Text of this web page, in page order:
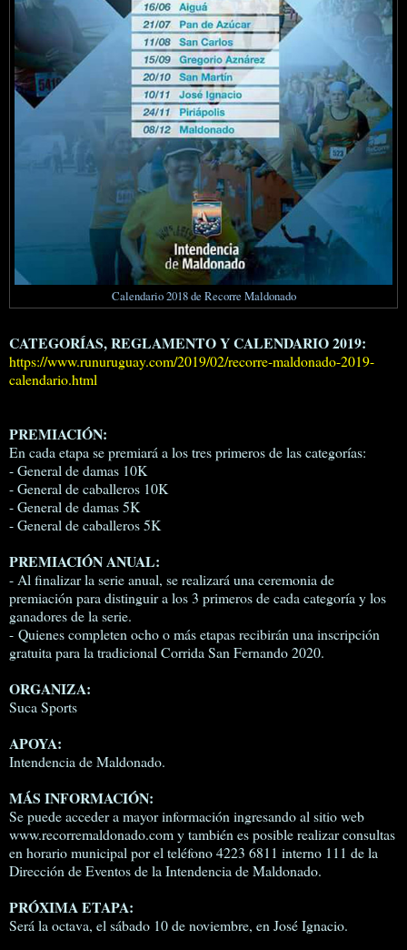
Calendario 2018 de Recorre Maldonado
CATEGORÍAS, REGLAMENTO Y CALENDARIO 2019:
https://www.runuruguay.com/2019/02/recorre-maldonado-2019-
calendario.html
PREMIACIÓN:
En cada etapa se premiará a los tres primeros de las categorías:
- General de damas 10K
- General de caballeros 10K
- General de damas 5K
- General de caballeros 5K
PREMIACIÓN ANUAL:
- Al finalizar la serie anual, se realizará una ceremonia de
premiación para distinguir a los 3 primeros de cada categoría y los
ganadores de la serie.
- Quienes completen ocho o más etapas recibirán una inscripción
gratuita para la tradicional Corrida San Fernando 2020.
ORGANIZA:
Suca Sports
APOYA:
Intendencia de Maldonado.
MÁS INFORMACIÓN:
Se puede acceder a mayor información ingresando al sitio web
www.recorremaldonado.com y también es posible realizar consultas
en horario municipal por el teléfono 4223 6811 interno 111 de la
Dirección de Eventos de la Intendencia de Maldonado.
PRÓXIMA ETAPA:
Será la octava, el sábado 10 de noviembre, en José Ignacio.